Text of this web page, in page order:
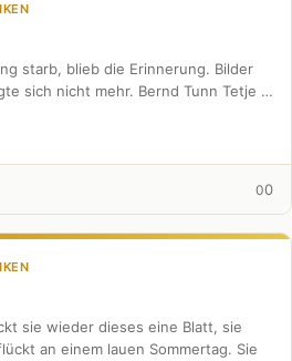
starb, blieb die Erinnerung. Bilder
sich nicht mehr. Bernd Tunn Tetje …
00
sie wieder dieses eine Blatt, sie
an einem lauen Sommertag. Sie